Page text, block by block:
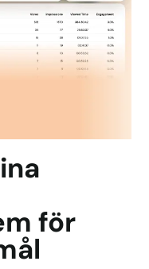
för